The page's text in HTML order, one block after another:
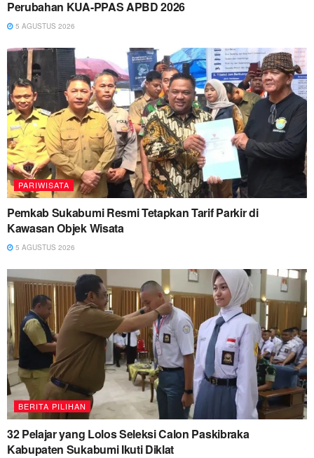
Perubahan KUA-PPAS APBD 2026
5 AGUSTUS 2026
PARIWISATA
Pemkab Sukabumi Resmi Tetapkan Tarif Parkir di
Kawasan Objek Wisata
5 AGUSTUS 2026
BERITA PILIHAN
32 Pelajar yang Lolos Seleksi Calon Paskibraka
Kabupaten Sukabumi Ikuti Diklat